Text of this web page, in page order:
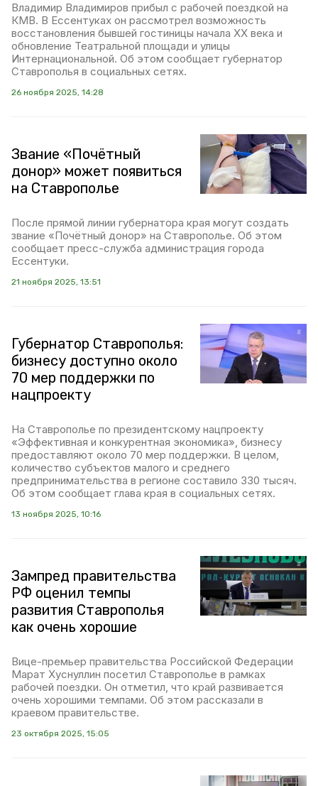
Владимир Владимиров прибыл с рабочей поездкой на
КМВ. В Ессентуках он рассмотрел возможность
восстановления бывшей гостиницы начала XX века и
обновление Театральной площади и улицы
Интернациональной. Об этом сообщает губернатор
Ставрополья в социальных сетях.
26 ноября 2025, 14:28
Звание «Почётный
донор» может появиться
на Ставрополье
После прямой линии губернатора края могут создать
звание «Почётный донор» на Ставрополье. Об этом
сообщает пресс-служба администрация города
Ессентуки.
21 ноября 2025, 13:51
Губернатор Ставрополья:
бизнесу доступно около
70 мер поддержки по
нацпроекту
На Ставрополье по президентскому нацпроекту
«Эффективная и конкурентная экономика», бизнесу
предоставляют около 70 мер поддержки. В целом,
количество субъектов малого и среднего
предпринимательства в регионе составило 330 тысяч.
Об этом сообщает глава края в социальных сетях.
13 ноября 2025, 10:16
Зампред правительства
РФ оценил темпы
развития Ставрополья
как очень хорошие
Вице-премьер правительства Российской Федерации
Марат Хуснуллин посетил Ставрополье в рамках
рабочей поездки. Он отметил, что край развивается
очень хорошими темпами. Об этом рассказали в
краевом правительстве.
23 октября 2025, 15:05